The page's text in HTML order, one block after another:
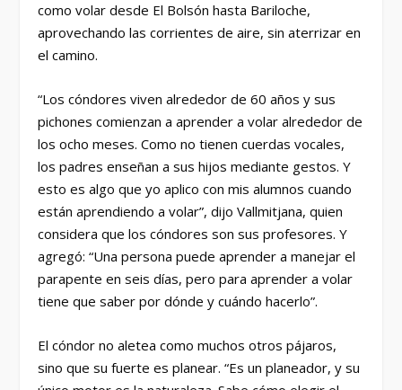
como volar desde El Bolsón hasta Bariloche,
aprovechando las corrientes de aire, sin aterrizar en
el camino.
“Los cóndores viven alrededor de 60 años y sus
pichones comienzan a aprender a volar alrededor de
los ocho meses. Como no tienen cuerdas vocales,
los padres enseñan a sus hijos mediante gestos. Y
esto es algo que yo aplico con mis alumnos cuando
están aprendiendo a volar”, dijo Vallmitjana, quien
considera que los cóndores son sus profesores. Y
agregó: “Una persona puede aprender a manejar el
parapente en seis días, pero para aprender a volar
tiene que saber por dónde y cuándo hacerlo”.
El cóndor no aletea como muchos otros pájaros,
sino que su fuerte es planear. “Es un planeador, y su